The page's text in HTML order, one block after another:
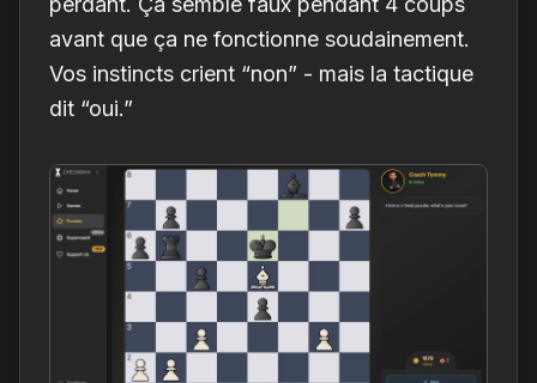
avant que ça ne fonctionne soudainement.
Vos instincts crient “non” - mais la tactique
dit “oui.”